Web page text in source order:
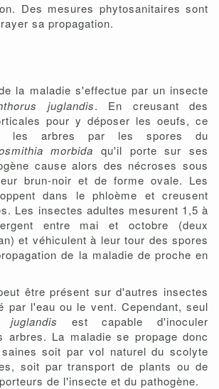
Des mesures phytosanitaires sont
sa propagation.
la maladie s'effectue par un insecte
juglandis. En creusant des
pour y déposer les oeufs, ce
les arbres par les spores du
morbida qu'il porte sur ses
cause alors des nécroses sous
brun-noir et de forme ovale. Les
dans le phloème et creusent
Les insectes adultes mesurent 1,5 à
entre mai et octobre (deux
et véhiculent à leur tour des spores
de la maladie de proche en
être présent sur d'autres insectes
par l'eau ou le vent. Cependant, seul
juglandis est capable d'inoculer
arbres. La maladie se propage donc
soit par vol naturel du scolyte
soit par transport de plants ou de
de l'insecte et du pathogène.